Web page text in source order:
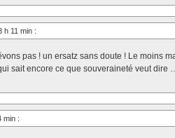
h 11 min :
pas ! un ersatz sans doute ! Le moins
sait encore ce que souveraineté veut dire
min :